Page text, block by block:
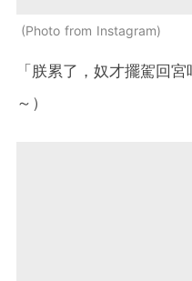
Photo from Instagram
「朕累了，奴才擺駕回
～）